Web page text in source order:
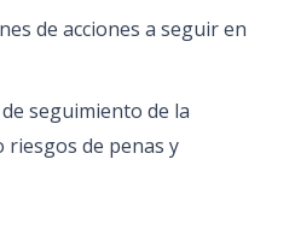
de acciones a seguir en
seguimiento de la
riesgos de penas y